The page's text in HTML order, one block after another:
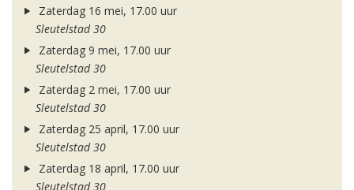
Zaterdag 16 mei, 17.00 uur
Sleutelstad 30
Zaterdag 9 mei, 17.00 uur
Sleutelstad 30
Zaterdag 2 mei, 17.00 uur
Sleutelstad 30
Zaterdag 25 april, 17.00 uur
Sleutelstad 30
Zaterdag 18 april, 17.00 uur
Sleutelstad 30